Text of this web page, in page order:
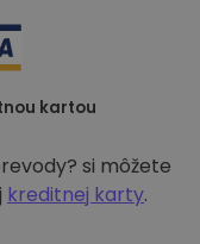
kartou
si môžete
kreditnej karty.